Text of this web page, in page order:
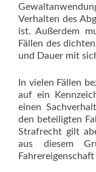
Verhalten des
ist. Außerdem
Fällen des
und Dauer mit
In vielen Fällen
auf ein
einen
den beteiligten
Strafrecht gilt
aus diesem